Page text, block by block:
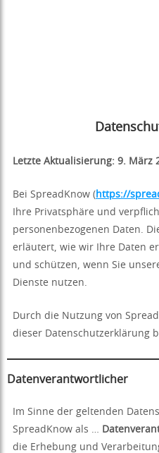
Letzte Aktualisierung: 9. März
Bei SpreadKnow ( https://
Ihre Privatsphäre und
personenbezogenen Daten.
erläutert, wie wir Ihre Daten
und schützen, wenn Sie
Dienste nutzen.
Durch die Nutzung von
dieser Datenschutzerklärung
Datenverantwortlicher
Im Sinne der geltenden
SpreadKnow als …
die Erhebung und